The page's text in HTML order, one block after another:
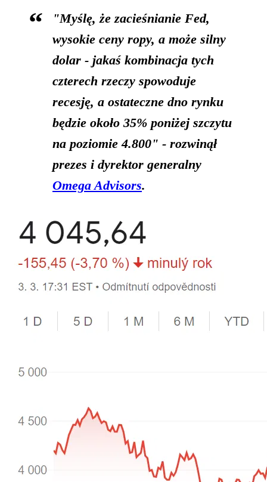
"Myślę, że zacieśnianie Fed,
wysokie ceny ropy, a może silny
dolar - jakaś kombinacja tych
czterech rzeczy spowoduje
recesję, a ostateczne dno rynku
będzie około 35% poniżej szczytu
na poziomie 4.800" - rozwinął
prezes i dyrektor generalny
Omega Advisors.